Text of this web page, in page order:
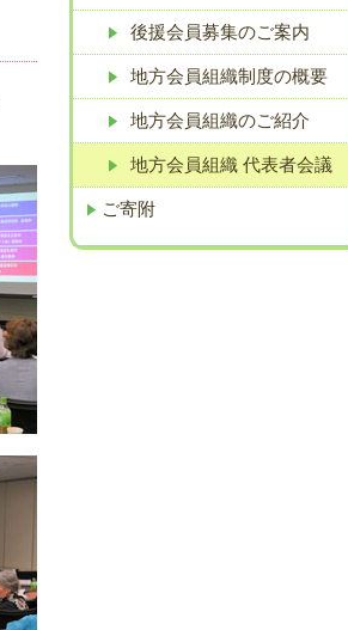
後援会員募集のご案内
地方会員組織制度の概要
地方会員組織のご紹介
地方会員組織 代表者会議
ご寄附